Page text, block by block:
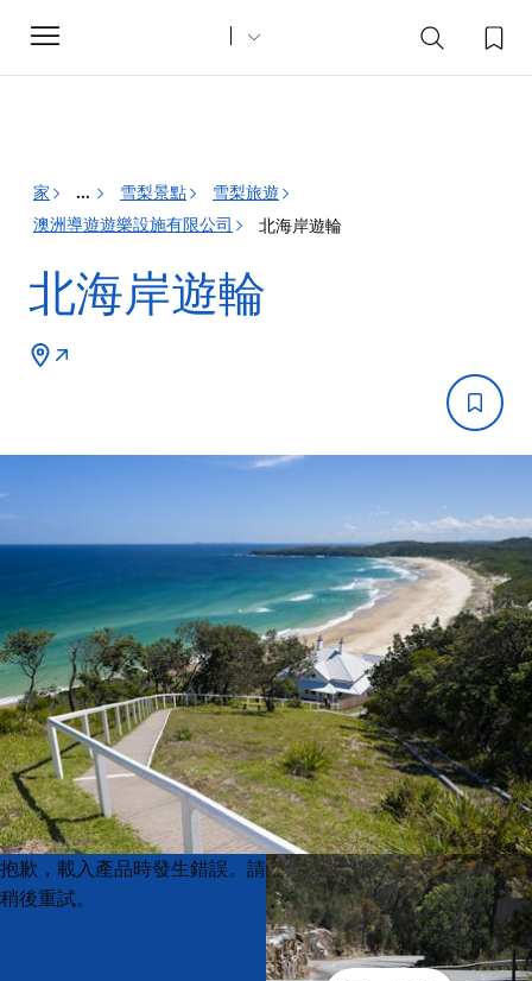
Toggle
navigation
家 ... 雪梨景點
雪梨旅遊
澳洲導遊遊樂設施有限公司
北海岸遊輪
北海岸遊輪
Product
List
Product
List
抱歉，載入產品時發生錯誤。請
稍後重試。